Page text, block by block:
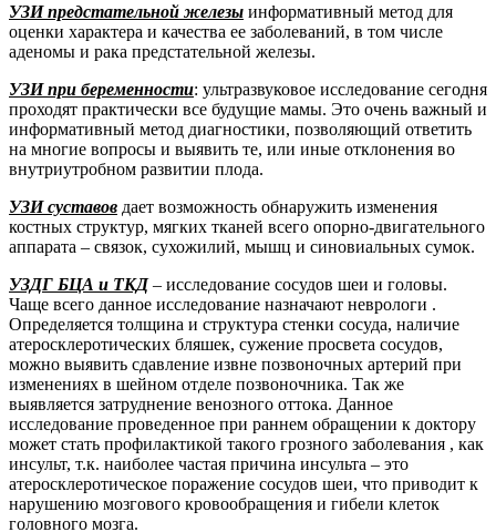
УЗИ предстательной железы информативный метод для
оценки характера и качества ее заболеваний, в том числе
аденомы и рака предстательной железы.
УЗИ при беременности: ультразвуковое исследование сегодня
проходят практически все будущие мамы. Это очень важный и
информативный метод диагностики, позволяющий ответить
на многие вопросы и выявить те, или иные отклонения во
внутриутробном развитии плода.
УЗИ суставов дает возможность обнаружить изменения
костных структур, мягких тканей всего опорно-двигательного
аппарата – связок, сухожилий, мышц и синовиальных сумок.
УЗДГ БЦА и ТКД– исследование сосудов шеи и головы.
Чаще всего данное исследование назначают неврологи .
Определяется толщина и структура стенки сосуда, наличие
атеросклеротических бляшек, сужение просвета сосудов,
можно выявить сдавление извне позвоночных артерий при
изменениях в шейном отделе позвоночника. Так же
выявляется затруднение венозного оттока. Данное
исследование проведенное при раннем обращении к доктору
может стать профилактикой такого грозного заболевания , как
инсульт, т.к. наиболее частая причина инсульта – это
атеросклеротическое поражение сосудов шеи, что приводит к
нарушению мозгового кровообращения и гибели клеток
головного мозга.